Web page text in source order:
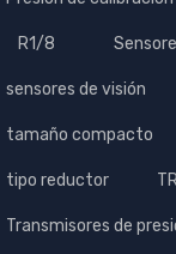
R1/8
sensores de visión
tamaño compacto
tipo reductor
Transmisores de